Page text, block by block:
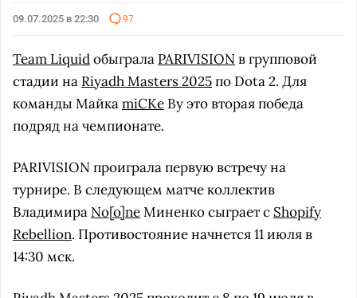
09.07.2025 в 22:30 97
Team Liquidобыграла PARIVISIONв групповой
стадии на Riyadh Masters 2025по Dota 2. Для
команды МайкаmiCKe Ву это вторая победа
подряд на чемпионате.
PARIVISION проиграла первую встречу на
турнире. В следующем матче коллектив
Владимира No[o]neМиненко сыграет с Shopify
Rebellion. Противостояние начнется 11 июля в
14:30 мск.